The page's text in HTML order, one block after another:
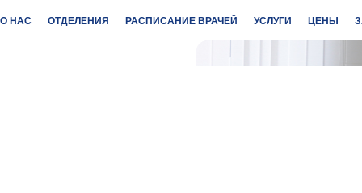
О НАС ОТДЕЛЕНИЯ РАСПИСАНИЕ ВРАЧЕЙ УСЛУГИ ЦЕНЫ